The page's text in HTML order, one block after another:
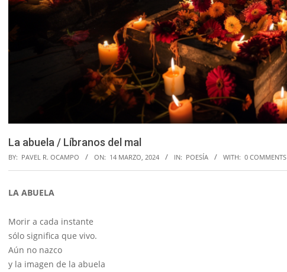
La abuela / Líbranos del mal
BY: PAVEL R. OCAMPO ON: 14 MARZO, 2024 IN: POESÍA WITH: 0 COMMENTS
LA ABUELA
Morir a cada instante
sólo significa que vivo.
Aún no nazco
y la imagen de la abuela